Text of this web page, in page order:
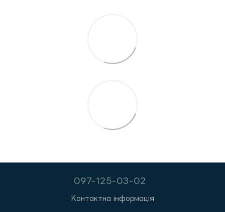
097-125-03-02
Контактна інформація